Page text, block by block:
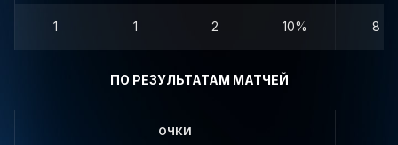
1 1 2 10% 8
ПО РЕЗУЛЬТАТАМ МАТЧЕЙ
ОЧКИ